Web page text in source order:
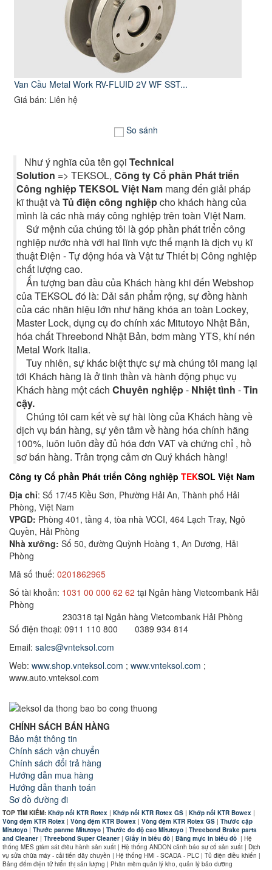
Van Cầu Metal Work RV-FLUID 2V WF SST...
Giá bán: Liên hệ
So sánh
Như ý nghĩa của tên gọiTechnical
Solution => TEKSOL,Công ty Cổ phần Phát triển
Công nghiệp TEKSOL Việt Nam mang đến giải pháp
kĩ thuật vàTủ điện công nghiệpcho khách hàng của
mình là các nhà máy công nghiệp trên toàn Việt Nam.
Sứ mệnh của chúng tôi là góp phần phát triển công
nghiệp nước nhà với hai lĩnh vực thế mạnh là dịch vụ kĩ
thuật Điện - Tự động hóa và Vật tư Thiết bị Công nghiệp
chất lượng cao.
Ấn tượng ban đầu của Khách hàng khi đến Webshop
của TEKSOL đó là: Dải sản phẩm rộng, sự đồng hành
của các nhãn hiệu lớn như hãng khóa an toàn Lockey,
Master Lock, dụng cụ đo chính xác Mitutoyo Nhật Bản,
hóa chất Threebond Nhật Bản, bơm màng YTS, khí nén
Metal Work Italia.
Tuy nhiên, sự khác biệt thực sự mà chúng tôi mang lại
tới Khách hàng là ở tinh thần và hành động phục vụ
Khách hàng một cáchChuyên nghiệp- Nhiệt tình -Tin
cậy.
Chúng tôi cam kết về sự hài lòng của Khách hàng về
dịch vụ bán hàng, sự yên tâm về hàng hóa chính hãng
100%, luôn luôn đầy đủ hóa đơn VAT và chứng chỉ , hồ
sơ bán hàng. Trân trọng cảm ơn Quý khách hàng!
Công ty Cổ phần Phát triển Công nghiệp TEKSOL Việt Nam
Địa chỉ: Số 17/45 Kiều Sơn, Phường Hải An, Thành phố Hải
Phòng, Việt Nam
VPGD: Phòng 401, tầng 4, tòa nhà VCCI, 464 Lạch Tray, Ngô
Quyền, Hải Phòng
Nhà xưởng: Số 50, đường Quỳnh Hoàng 1, An Dương, Hải
Phòng
Mã số thuế: 0201862965
Số tài khoản: 1031 00 000 62 62 tại Ngân hàng Vietcombank Hải
Phòng
230318 tại Ngân hàng Vietcombank Hải Phòng
Số điện thoại: 0911 110 800 0389 934 814
Email: sales@vnteksol.com
Web: www.shop.vnteksol.com ; www.vnteksol.com ;
www.auto.vnteksol.com
CHÍNH SÁCH BÁN HÀNG
Bảo mật thông tin
Chính sách vận chuyển
Chính sách đổi trả hàng
Hướng dẫn mua hàng
Hướng dẫn thanh toán
Sơ đồ đường đi
TOP TÌM KIẾM:Khớp nối KTR Rotex |Khớp nối KTR Rotex GS |Khớp nối KTR Bowex |
Vòng đệm KTR Rotex | Vòng đệm KTR Bowex |Vòng đệm KTR Rotex GS |Thước cặp
Mitutoyo |Thước panme Mitutoyo |Thước đo độ cao Mitutoyo |Threebond Brake parts
and Cleaner |Threebond Super Cleaner |Giấy in biểu đồ |Băng mực in biểu đồ | Hệ
thống MES giám sát điều hành sản xuất | Hệ thống ANDON cảnh báo sự cố sản xuất | Dịch
vụ sửa chữa máy - cải tiến dây chuyền | Hệ thống HMI - SCADA - PLC | Tủ điện điều khiển |
Bảng đếm điện tử hiển thị sản lượng | Phần mềm quản lý kho, quản lý bảo dưỡng